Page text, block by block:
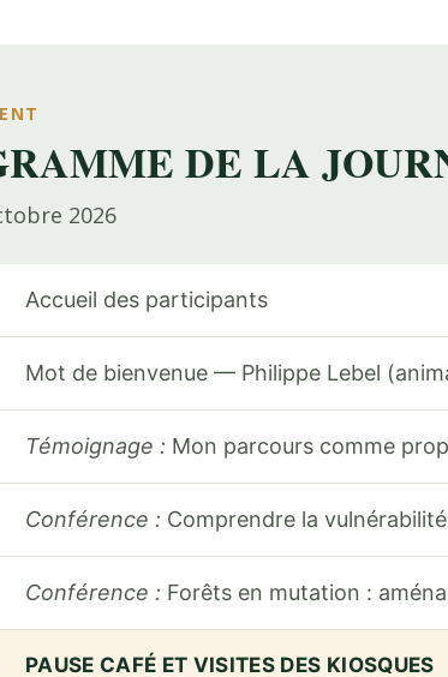
DE LA
2026
Accueil des participants
Mot de bienvenue — Philippe Lebel
Témoignage : Mon parcours comme
Conférence : Comprendre la
Conférence : Forêts en mutation :
PAUSE CAFÉ ET VISITES DES KIOSQUES